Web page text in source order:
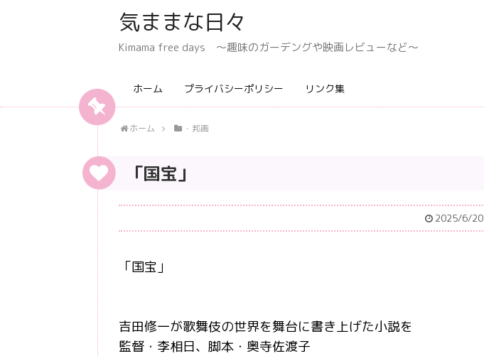
気ままな日々
Kimama free days 〜趣味のガーデングや映画レビューなど〜
ホーム プライバシーポリシー リンク集
ホーム ・邦画
「国宝」
2025/6/20
「国宝」
吉田修一が歌舞伎の世界を舞台に書き上げた小説を
監督・李相日、脚本・奥寺佐渡子